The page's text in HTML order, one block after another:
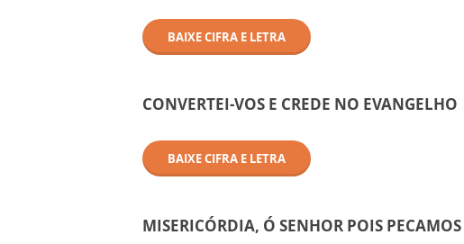
BAIXE CIFRA E LETRA
CONVERTEI-VOS E CREDE NO EVANGELHO
BAIXE CIFRA E LETRA
MISERICÓRDIA, Ó SENHOR POIS PECAMOS